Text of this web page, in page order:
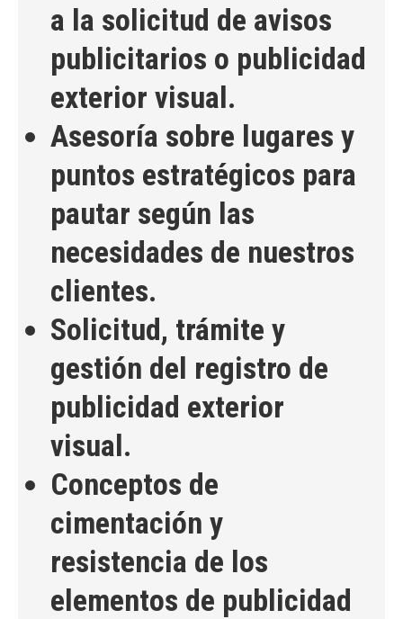
a la solicitud de avisos
publicitarios o publicidad
exterior visual.
Asesoría sobre lugares y
puntos estratégicos para
pautar según las
necesidades de nuestros
clientes.
Solicitud, trámite y
gestión del registro de
publicidad exterior
visual.
Conceptos de
cimentación y
resistencia de los
elementos de publicidad